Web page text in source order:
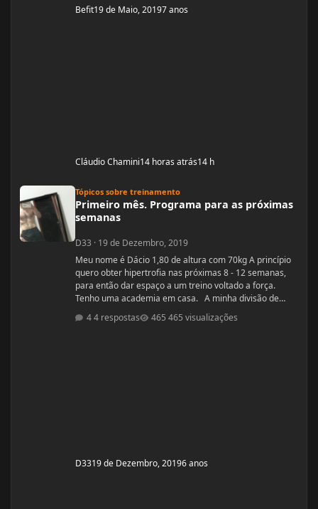
Befit19 de Maio, 20197 anos
Cláudio Chamini14 horas atrás14 h
Tópicos sobre treinamento
Primeiro mês. Programa para as próximas
semanas
D33 · 19 de Dezembro, 2019
Meu nome é Dácio 1,80 de altura com 70kg A princípio
quero obter hipertrofia nas próximas 8 - 12 semanas,
para então dar espaço a um treino voltado a força.
Tenho uma academia em casa. A minha divisão de
RDL: 3x8 - 37,5kg Panturilha com uma perna 3x20 - 8kg
4 respostas 465 visualizações
D3319 de Dezembro, 20196 anos